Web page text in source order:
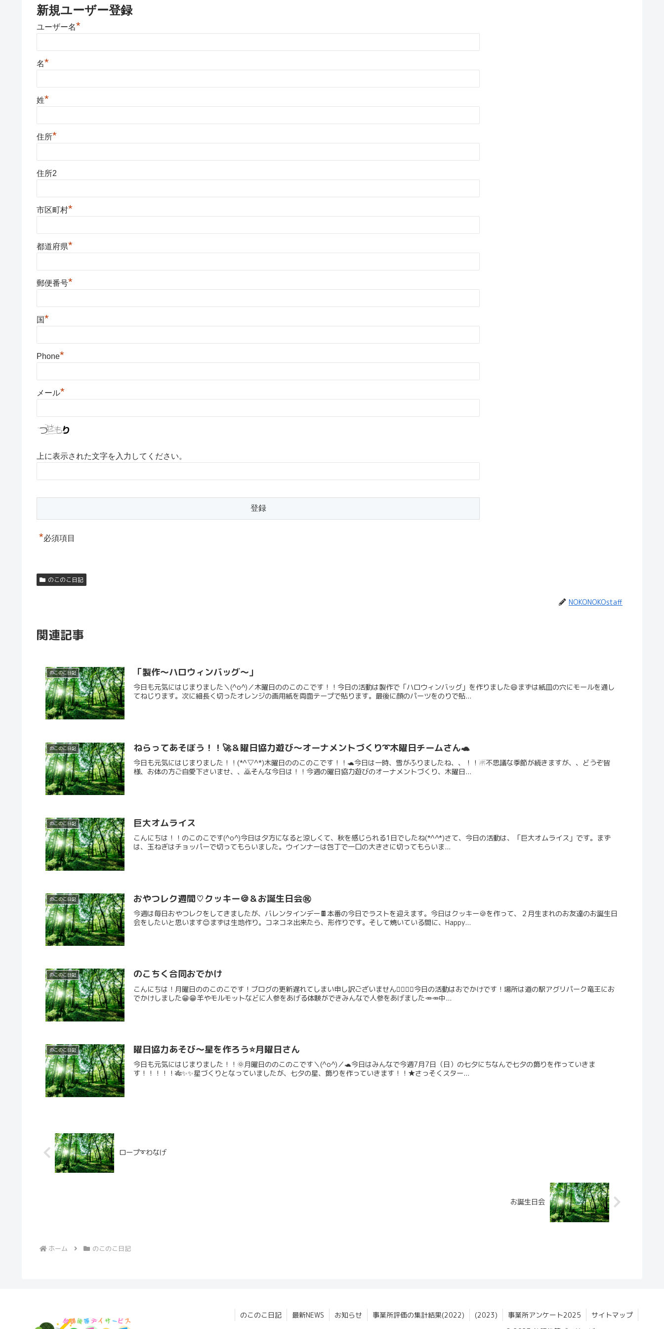
新規ユーザー登録
ユーザー名*
名*
姓*
住所*
住所2
市区町村*
都道府県*
郵便番号*
国*
Phone*
メール*
上に表示された文字を入力してください。
*必須項目
のこのこ日記
NOKONOKOstaff
関連記事
のこのこ日記 「製作～ハロウィンバッグ～」
今日も元気にはじまりました＼(^o^)／木曜日ののこのこです！！今日の活動は製作で「ハロウィンバッグ」を作りました😄まずは紙皿の穴にモールを通し
てねじります。次に細長く切ったオレンジの画用紙を両面テープで貼ります。最後に顔のパーツをのりで貼...
のこのこ日記 ねらってあそぼう！！🚀＆曜日協力遊び～オーナメントづくり➰️木曜日チームさん🐢
今日も元気にはじまりました！！(*^▽^*)木曜日ののこのこです！！🐢今日は一時、雪がふりましたね、、！！☃不思議な季節が続きますが、、どうぞ皆
様、お体の方ご自愛下さいませ、、🙇そんな今日は！！今週の曜日協力遊びのオーナメントづくり、木曜日...
のこのこ日記 巨大オムライス
こんにちは！！のこのこです(^o^)今日は夕方になると涼しくて、秋を感じられる1日でしたね(*^^*)さて、今日の活動は、「巨大オムライス」です。まず
は、玉ねぎはチョッパーで切ってもらいました。ウインナーは包丁で一口の大きさに切ってもらいま...
のこのこ日記 おやつレク週間♡クッキー🍪＆お誕生日会㊗️
今週は毎日おやつレクをしてきましたが、バレンタインデー🍫本番の今日でラストを迎えます。今日はクッキー🍪を作って、２月生まれのお友達のお誕生日
会をしたいと思います😊まずは生地作り。コネコネ出来たら、形作りです。そして焼いている間に、Happy...
のこのこ日記 のこちく合同おでかけ
こんにちは！月曜日ののこのこです！ブログの更新遅れてしまい申し訳ございません🙇‍♂️🙇‍♂️今日の活動はおでかけです！場所は道の駅アグリパーク竜王にお
でかけしました😁😁羊やモルモットなどに人参をあげる体験ができみんなで人参をあげました🥕🥕中...
のこのこ日記 曜日協力あそび～星を作ろう⭐️月曜日さん
今日も元気にはじまりました！！🌞月曜日ののこのこです＼(^o^)／🐢今日はみんなで今週7月7日（日）の七夕にちなんで七夕の飾りを作っていきま
す！！！！！🎋✨️✨️星づくりとなっていましたが、七夕の星、飾りを作っていきます！！★さっそくスター...
ロープ➰️わなげ
お誕生日会
ホーム のこのこ日記
のこのこ日記 最新NEWS お知らせ 事業所評価の集計結果(2022) (2023) 事業所アンケート2025
サイトマップ